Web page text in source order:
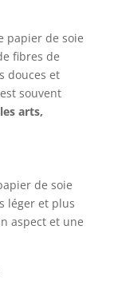
papier de soie
fibres de
douces et
souvent
arts,
de soie
léger et plus
aspect et une